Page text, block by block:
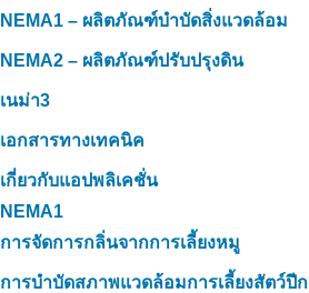
NEMA1 – ผลิตภัณฑ์บำบัดสิ่งแวดล้อม
NEMA2 – ผลิตภัณฑ์ปรับปรุงดิน
เนม่า3
เอกสารทางเทคนิค
เกี่ยวกับแอปพลิเคชั่น
NEMA1
การจัดการกลิ่นจากการเลี้ยงหมู
การบำบัดสภาพแวดล้อมการเลี้ยงสัตว์ปีก